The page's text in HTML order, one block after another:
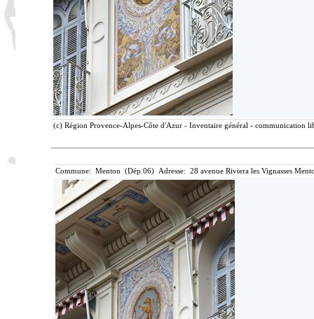
(c) Région Provence-Alpes-Côte d'Azur - Inventaire général - communication
Commune: Menton (Dép.06) Adresse: 28 avenue Riviera les Vignasses